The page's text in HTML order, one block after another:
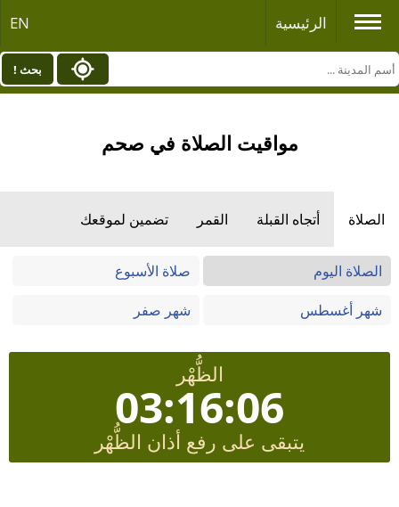
الرئيسية EN
بحث !
مواقيت الصلاة في صحم
الصلاة أتجاه القبلة القمر تضمين لموقعك
الصلاة اليوم
صلاة الأسبوع
شهر أغسطس
شهر صفر
الظُّهْر
03:16:06
يتبقى على رفع أذان الظُّهْر